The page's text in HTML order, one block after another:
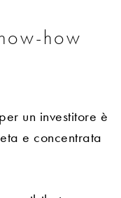
how
un investitore è
e concentrata